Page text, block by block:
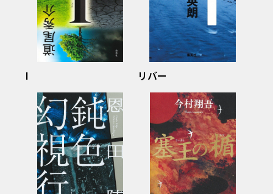
I リバー